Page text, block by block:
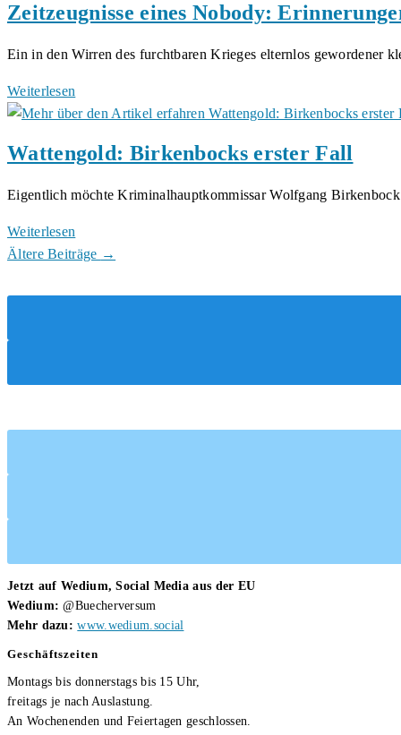
du?:
Chat
Oma
und
Jakob
Lukas
Niederberger
Zeitzeugnisse eines Nobody:
Ein in den Wirren des furchtbaren Krieges elternlos gewordener
Weiterlesen
eines
Erinnerungen
einer
Zeit
Wattengold: Birkenbocks erster Fall
Eigentlich möchte Kriminalhauptkommissar Wolfgang
Weiterlesen
Birkenbocks
Fall
Ältere Beiträge →
Jetzt auf Wedium, Social Media aus der EU
Wedium: @Buecherversum
Mehr dazu: www.wedium.social
Geschäftszeiten
Montags bis donnerstags bis 15 Uhr,
freitags je nach Auslastung.
An Wochenenden und Feiertagen geschlossen.